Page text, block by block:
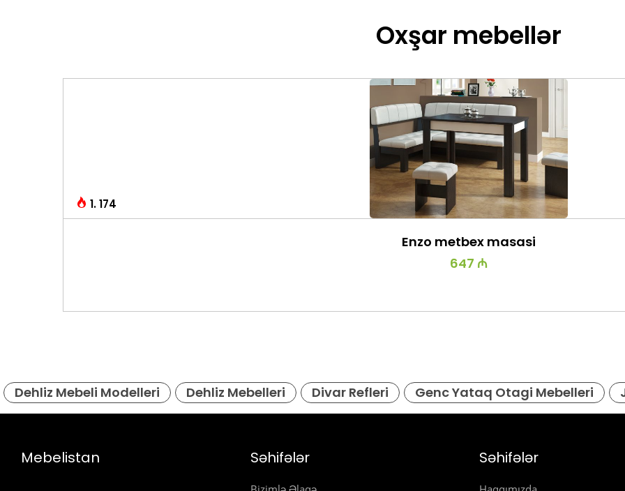
Oxşar mebellər
1. 174
Enzo metbex masasi
647 ₼
Dehliz Mebeli Modelleri Dehliz Mebelleri Divar Refleri Genc Yataq Otagi Mebelleri
Mebelistan Səhifələr Səhifələr